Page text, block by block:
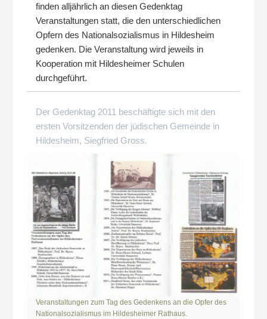
finden alljährlich an diesen Gedenktag
Veranstaltungen statt, die den unterschiedlichen
Opfern des Nationalsozialismus in Hildesheim
gedenken. Die Veranstaltung wird jeweils in
Kooperation mit Hildesheimer Schulen
durchgeführt.
Der Gedenktag 2011 beschäftigte sich mit den
ersten Vorsitzenden der jüdischen Gemeinde in
Hildesheim, Siegfried Gross.
Veranstaltungen zum Tag des Gedenkens an die Opfer des
Nationalsozialismus im Hildesheimer Rathaus.